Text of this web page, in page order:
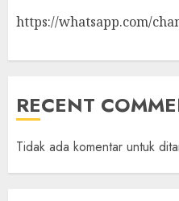
https://whatsapp.com/
RECENT
Tidak ada komentar untuk